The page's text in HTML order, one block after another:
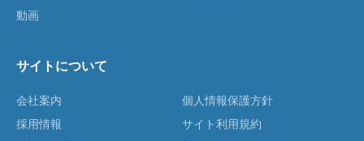
動画
サイトについて
会社案内
採用情報
個人情報保護方針
サイト利用規約